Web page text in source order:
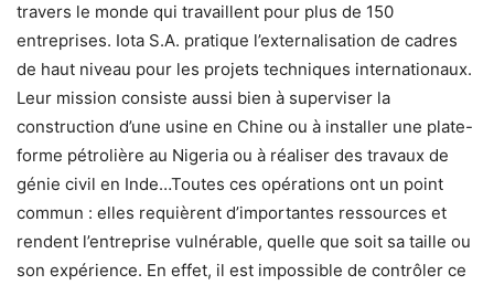
travers le monde qui travaillent pour plus de 150
entreprises. Iota S.A. pratique l’externalisation de cadres
de haut niveau pour les projets techniques internationaux.
Leur mission consiste aussi bien à superviser la
construction d’une usine en Chine ou à installer une plate-
forme pétrolière au Nigeria ou à réaliser des travaux de
génie civil en Inde…Toutes ces opérations ont un point
commun : elles requièrent d’importantes ressources et
rendent l’entreprise vulnérable, quelle que soit sa taille ou
son expérience. En effet, il est impossible de contrôler ce